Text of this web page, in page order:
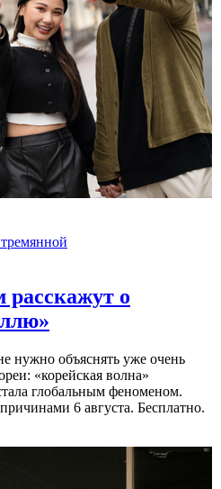
расскажут о
нужно объяснять уже очень
«корейская волна»
глобальным феноменом.
6 августа. Бесплатно.